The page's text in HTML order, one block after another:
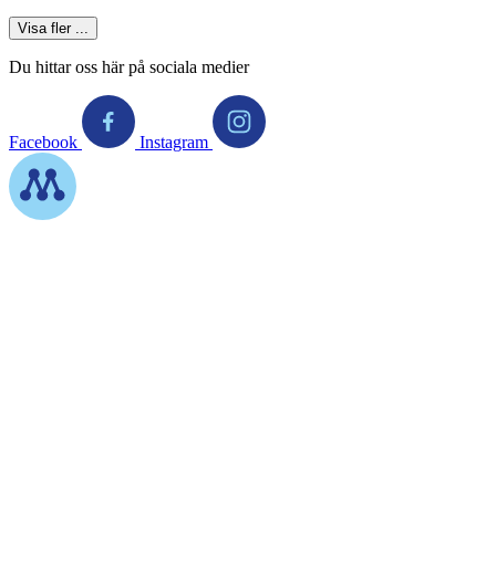
Visa fler ...
Du hittar oss här på sociala medier
Facebook Instagram